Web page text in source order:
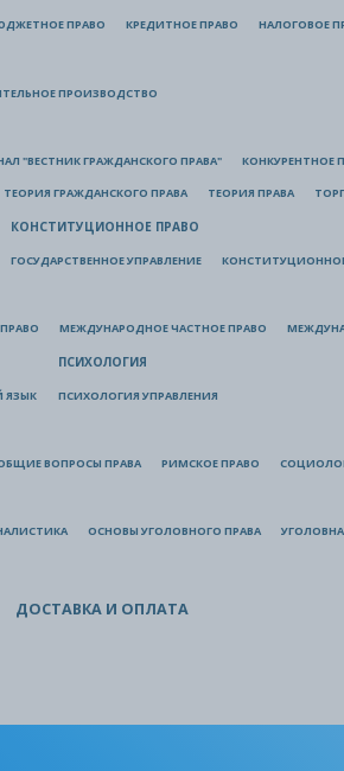
ПРАВО КРЕДИТНОЕ ПРАВО НАЛОГОВОЕ
ПРОИЗВОДСТВО
"ВЕСТНИК ГРАЖДАНСКОГО ПРАВА" КОНКУРЕНТНОЕ
ТЕОРИЯ ГРАЖДАНСКОГО ПРАВА ТЕОРИЯ ПРАВА
КОНСТИТУЦИОННОЕ ПРАВО
ГОСУДАРСТВЕННОЕ УПРАВЛЕНИЕ
МЕЖДУНАРОДНОЕ ЧАСТНОЕ ПРАВО
ЯЗЫК
ПСИХОЛОГИЯ
ПСИХОЛОГИЯ УПРАВЛЕНИЯ
ВОПРОСЫ ПРАВА РИМСКОЕ ПРАВО
ОСНОВЫ УГОЛОВНОГО ПРАВА
ДОСТАВКА И ОПЛАТА